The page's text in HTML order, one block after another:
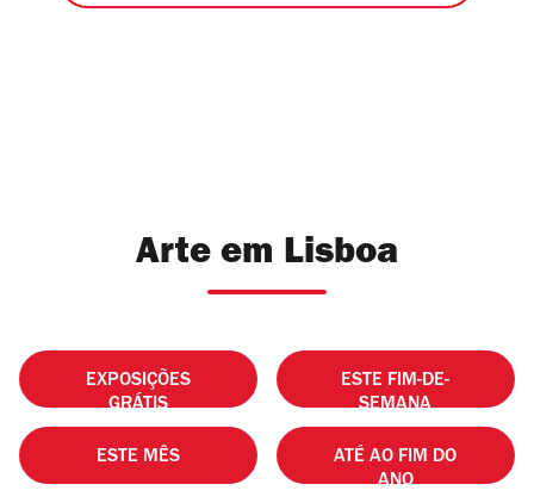
Arte em Lisboa
EXPOSIÇÕES
GRÁTIS
ESTE FIM-DE-
SEMANA
ESTE MÊS
ATÉ AO FIM DO
ANO